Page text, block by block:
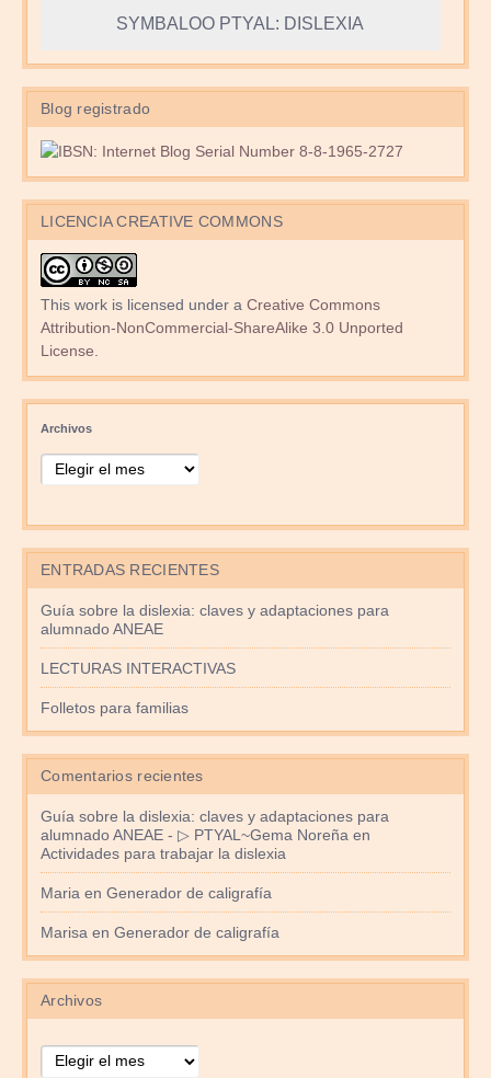
SYMBALOO PTYAL: DISLEXIA
Blog registrado
LICENCIA CREATIVE COMMONS
This work is licensed under a Creative Commons
Attribution-NonCommercial-ShareAlike 3.0 Unported
License
Archivos
ENTRADAS RECIENTES
Guía sobre la dislexia: claves y adaptaciones para
alumnado ANEAE
LECTURAS INTERACTIVAS
Folletos para familias
Comentarios recientes
Guía sobre la dislexia: claves y adaptaciones para
alumnado ANEAE - ▷ PTYAL~Gema Noreña en
Actividades para trabajar la dislexia
Maria en Generador de caligrafía
Marisa en Generador de caligrafía
Archivos